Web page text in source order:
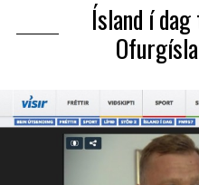
Ísland í